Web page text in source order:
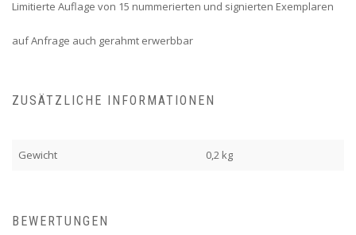
Limitierte Auflage von 15 nummerierten und signierten Exemplaren
auf Anfrage auch gerahmt erwerbbar
ZUSÄTZLICHE INFORMATIONEN
Gewicht 0,2 kg
BEWERTUNGEN